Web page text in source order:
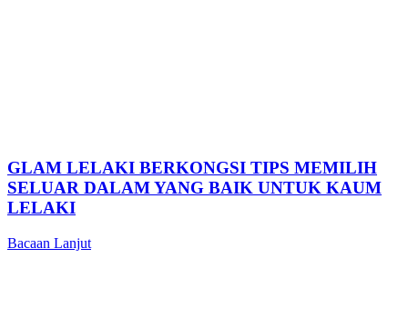
GLAM LELAKI BERKONGSI TIPS MEMILIH
SELUAR DALAM YANG BAIK UNTUK KAUM
LELAKI
Bacaan Lanjut